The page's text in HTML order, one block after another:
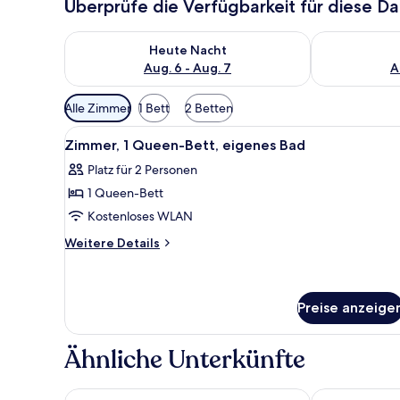
Überprüfe die Verfügbarkeit für diese
Heute Nacht
Aug. 6 - Aug. 7
Überprüfe die Verfügbarkeit für heute Nacht, Aug. 6
Überprüfe
Verfügbare
Filter
für
Alle Zimmer 1 Bett 2 Betten
Alle
Fotos
für
Zimmer,
1
Queen-
anzeigen
Ein Hotelzimmer mit einem
6
Zimmer, 1 Queen-Bett, eigenes Bad
Platz für 2 Personen
1 Queen-Bett
Kostenloses WLAN
Weitere Details
Weitere
Queen-
Bett,
eigenes
Bad
Preise
Ähnliche Unterkünfte